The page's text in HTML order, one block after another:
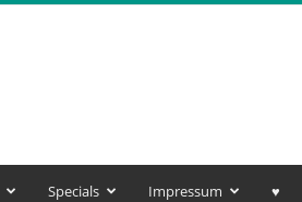
Specials Impressum ♥️